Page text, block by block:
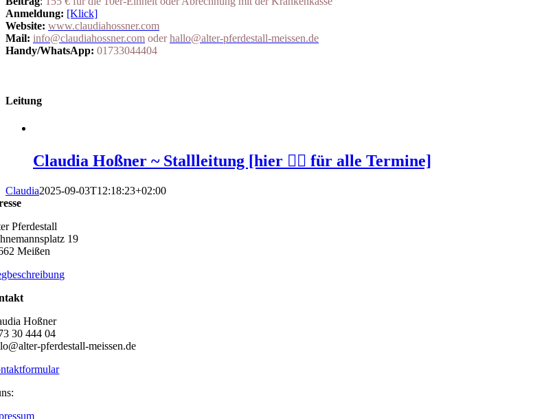
Anmeldung: [Klick]
Website: www.claudiahossner.com
Mail: info@claudiahossner.com oder hallo@alter-pferdestall-meissen.de
Handy/WhatsApp: 01733044404
Leitung
Claudia Hoßner ~ Stallleitung [hier 👆🏻 für alle Termine]
Claudia2025-09-03T12:18:23+02:00
Pferdestall
19
Meißen
Hoßner
30 444 04
pferdestall-meissen.de